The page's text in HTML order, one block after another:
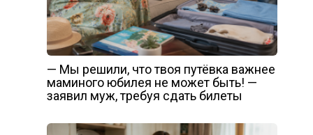
— Мы решили, что твоя путёвка важнее
маминого юбилея не может быть! —
заявил муж, требуя сдать билеты